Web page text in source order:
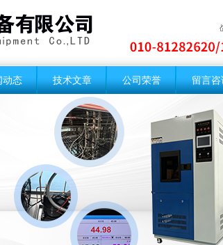
动态 技术文章 公司荣誉 留言咨